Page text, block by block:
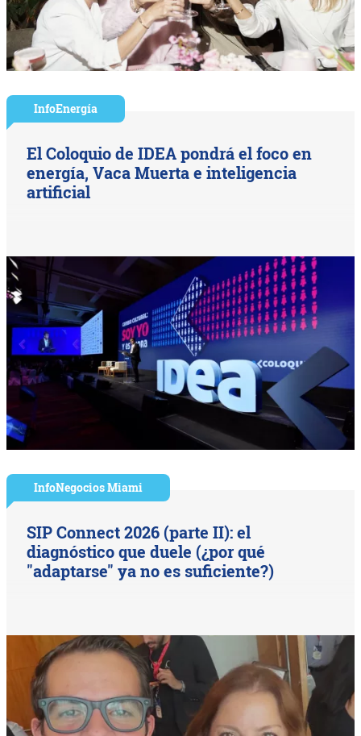
InfoEnergía
El Coloquio de IDEA pondrá el foco en
energía, Vaca Muerta e inteligencia
artificial
InfoNegocios Miami
SIP Connect 2026 (parte II): el
diagnóstico que duele (¿por qué
"adaptarse" ya no es suficiente?)